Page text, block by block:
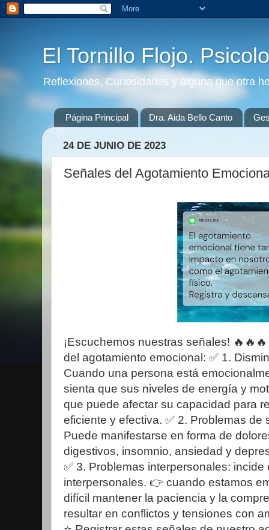
El Tornillo Flojo.
Reflexiones, Curiosidades y alguna que otra
Página Principal Dra. Aida Bello Canto
24 DE JUNIO DE 2023
Señales del Agotamiento
¡Escuchemos nuestras señales!
del agotamiento emocional: ✅️ 1.
Cuando una persona está
sienta que sus niveles de energía y
que puede afectar su capacidad para
eficiente y efectiva. ✅️ 2. Problemas de
Puede manifestarse en forma de
digestivos, insomnio, ansiedad y
✅️ 3. Problemas interpersonales:
interpersonales. 👉 cuando estamos
difícil mantener la paciencia y la
resultar en conflictos y tensiones con